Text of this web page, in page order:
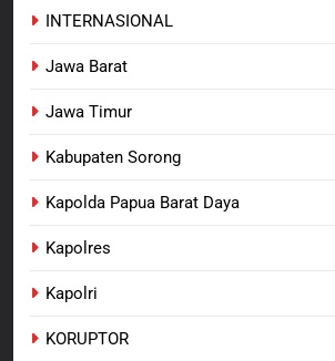
INTERNASIONAL
Jawa Barat
Jawa Timur
Kabupaten Sorong
Kapolda Papua Barat Daya
Kapolres
Kapolri
KORUPTOR